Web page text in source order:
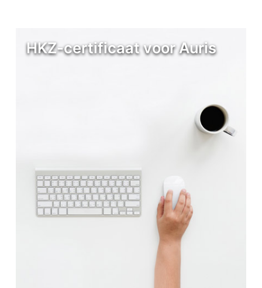
HKZ-certificaat voor Auris